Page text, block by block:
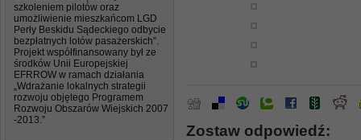
szkoleniem pilotów oraz
umożliwienie mieszkańcom LGD
Perły Beskidu Sądeckiego odbycie
bezpłatnych lotów pasażerskich”.
Projekt współfinansowany był ze
środków Unii Europejskiej
EFRROW w ramach działania
„Wdrażanie lokalnych strategii
rozwoju objętego Programem
Rozwoju Obszarów Wiejskich 2007
-2013.”
Zostaw odpowiedź: